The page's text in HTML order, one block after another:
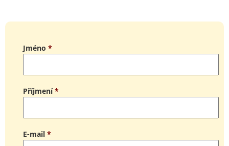
Jméno *
Příjmení *
E-mail *